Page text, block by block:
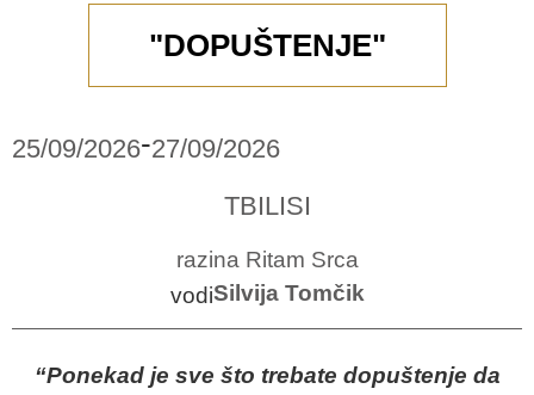
"DOPUŠTENJE"
25/09/2026-27/09/2026
TBILISI
razina Ritam Srca
vodiSilvija Tomčik
“Ponekad je sve što trebate dopuštenje da